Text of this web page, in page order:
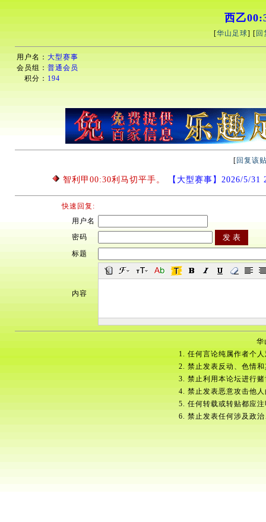
西乙
[华山足球] [ 回
用户名： 大型赛事
会员组： 普通会员
积分： 194
[ 回复该
智利甲00:30利马切平手。 【大型赛事】2026/5/31
快速回复:
用户名
密码
标题
内容
华
1. 任何言论纯属作者个
2. 禁止发表反动、色情
3. 禁止利用本论坛进行
4. 禁止发表恶意攻击他
5. 任何转载或转贴都应
6. 禁止发表任何涉及政